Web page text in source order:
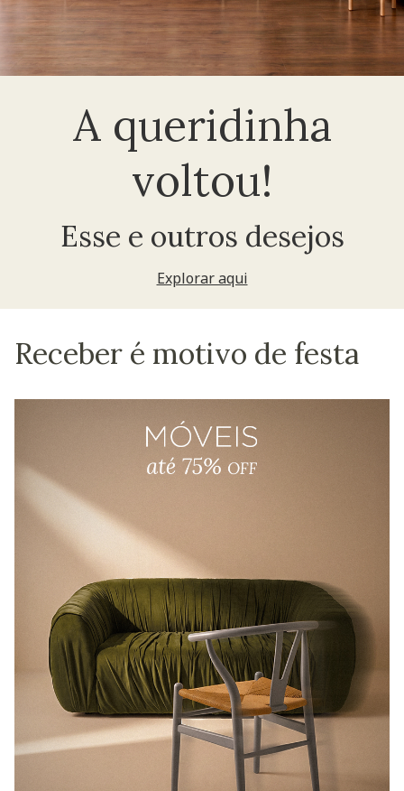
A queridinha
voltou!
Esse e outros desejos
Explorar aqui
Receber é motivo de festa